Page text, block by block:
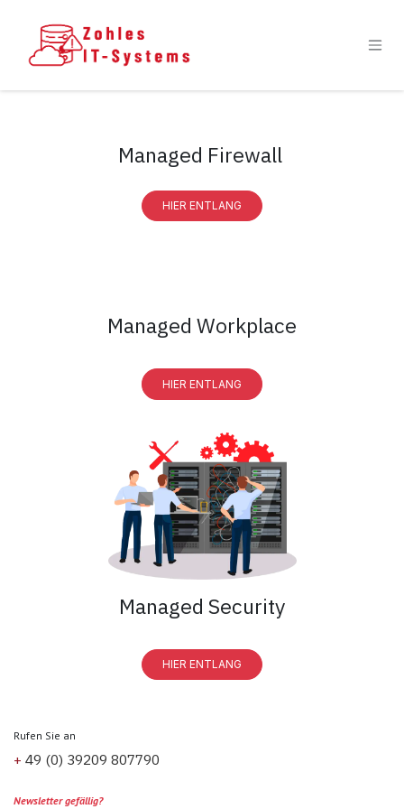
Managed Firewall
HIER ENTLANG
Managed Workplace
HIER ENTLANG
Managed Security
HIER ENTLANG
Rufen Sie an
+ 49 (0) 39209 807790
Newsletter gefällig?